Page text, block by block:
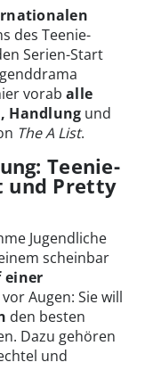
des Teenie-
Serien-Start
vorab alle
Handlung und
The A List.
Teenie-
und Pretty
Jugendliche
scheinbar
einer
Augen: Sie will
den besten
Dazu gehören
und